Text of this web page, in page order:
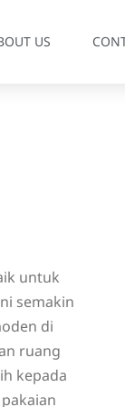
US
untuk
semakin
di
ruang
kepada